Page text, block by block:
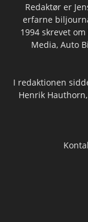
Redaktør er
erfarne
1994 skrevet
Media, Auto
I redaktionen
Henrik